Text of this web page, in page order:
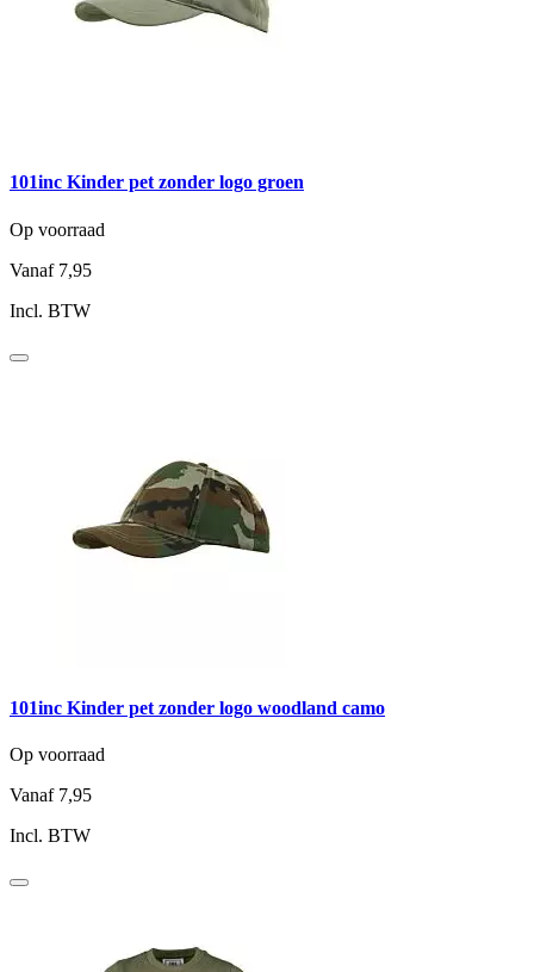
101inc Kinder pet zonder logo groen
Op voorraad
Vanaf 7,95
Incl. BTW
101inc Kinder pet zonder logo woodland camo
Op voorraad
Vanaf 7,95
Incl. BTW